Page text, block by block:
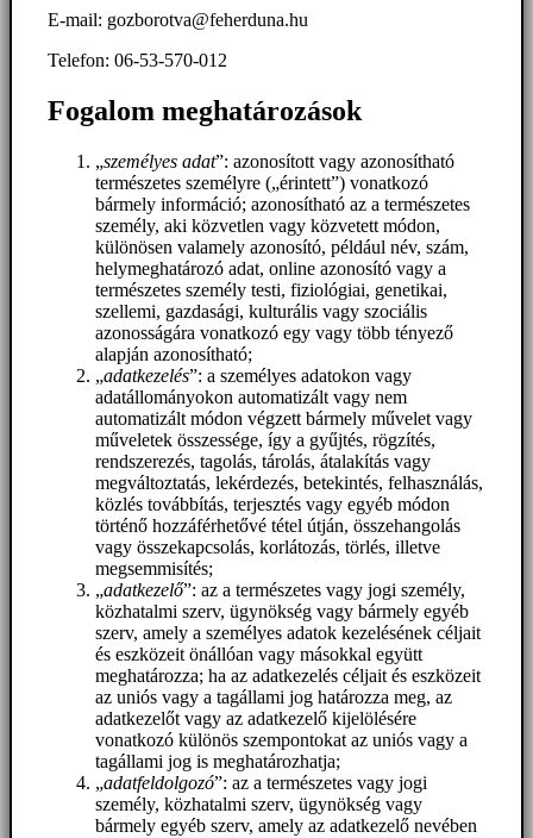
E-mail: gozborotva@feherduna.hu
Telefon: 06-53-570-012
Fogalom meghatározások
„személyes adat”: azonosított vagy azonosítható
természetes személyre („érintett”) vonatkozó
bármely információ; azonosítható az a természetes
személy, aki közvetlen vagy közvetett módon,
különösen valamely azonosító, például név, szám,
helymeghatározó adat, online azonosító vagy a
természetes személy testi, fiziológiai, genetikai,
szellemi, gazdasági, kulturális vagy szociális
azonosságára vonatkozó egy vagy több tényező
alapján azonosítható;
„adatkezelés”: a személyes adatokon vagy
adatállományokon automatizált vagy nem
automatizált módon végzett bármely művelet vagy
műveletek összessége, így a gyűjtés, rögzítés,
rendszerezés, tagolás, tárolás, átalakítás vagy
megváltoztatás, lekérdezés, betekintés, felhasználás,
közlés továbbítás, terjesztés vagy egyéb módon
történő hozzáférhetővé tétel útján, összehangolás
vagy összekapcsolás, korlátozás, törlés, illetve
megsemmisítés;
„adatkezelő”: az a természetes vagy jogi személy,
közhatalmi szerv, ügynökség vagy bármely egyéb
szerv, amely a személyes adatok kezelésének céljait
és eszközeit önállóan vagy másokkal együtt
meghatározza; ha az adatkezelés céljait és eszközeit
az uniós vagy a tagállami jog határozza meg, az
adatkezelőt vagy az adatkezelő kijelölésére
vonatkozó különös szempontokat az uniós vagy a
tagállami jog is meghatározhatja;
„adatfeldolgozó”: az a természetes vagy jogi
személy, közhatalmi szerv, ügynökség vagy
bármely egyéb szerv, amely az adatkezelő nevében